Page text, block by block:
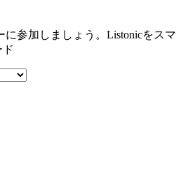
に参加しましょう。Listonicをスマ